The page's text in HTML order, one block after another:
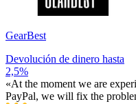
GearBest
Devolución de dinero hasta
2,5%
«At the moment we are
PayPal, we will fix the